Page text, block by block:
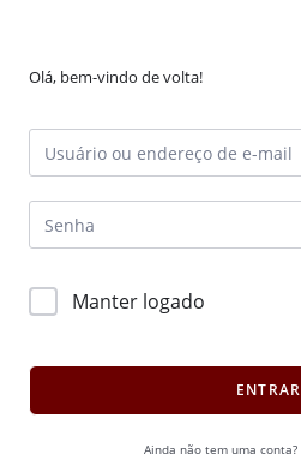
Olá, bem-vindo de volta!
Manter logado
ENTRAR
Ainda não tem uma conta?